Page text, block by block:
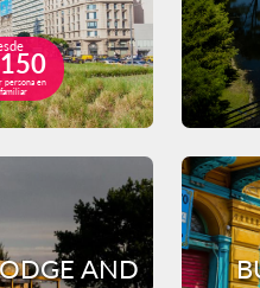
persona en
AND